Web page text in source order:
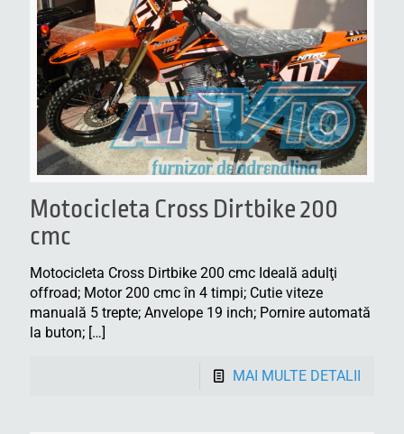
Motocicleta Cross Dirtbike 200
cmc
Motocicleta Cross Dirtbike 200 cmc Ideală adulţi
offroad; Motor 200 cmc în 4 timpi; Cutie viteze
manuală 5 trepte; Anvelope 19 inch; Pornire automată
la buton; […]
MAI MULTE DETALII